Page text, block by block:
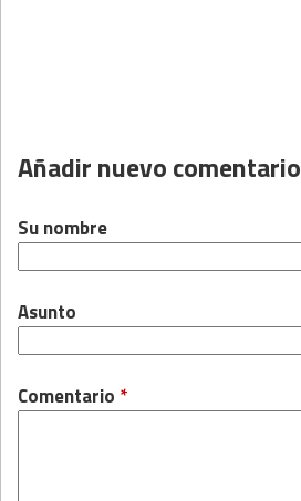
Añadir nuevo comentario
Su nombre
Asunto
Comentario *